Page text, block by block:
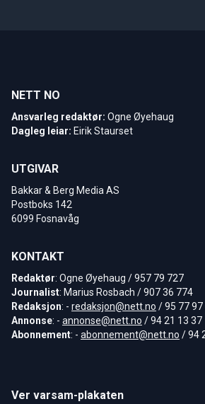
NETT NO
Ansvarleg redaktør: Ogne Øyehaug
Dagleg leiar: Eirik Staurset
UTGIVAR
Bakkar & Berg Media AS
Postboks 142
6099 Fosnavåg
KONTAKT
Redaktør: Ogne Øyehaug / 957 79 727
Journalist: Marius Rosbach / 907 36 774
Redaksjon: - redaksjon@nett.no / 95 77 97
Annonse: - annonse@nett.no / 94 21 13 37
Abonnement: - abonnement@nett.no / 94
Ver varsam-plakaten